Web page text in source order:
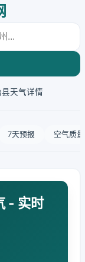
天气详情
7天预报 空气质量
- 实时